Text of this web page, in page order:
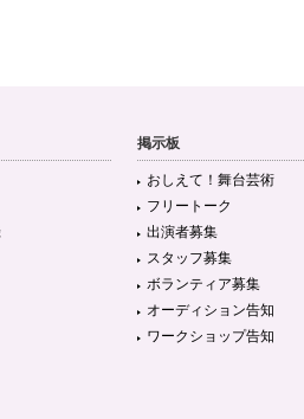
掲示板
おしえて！舞台芸術
フリートーク
出演者募集
スタッフ募集
ボランティア募集
オーディション告知
ワークショップ告知